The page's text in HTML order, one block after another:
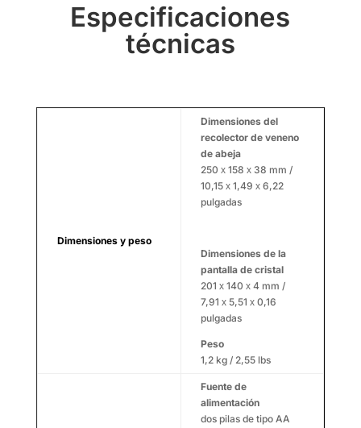
Especificaciones
técnicas
Dimensiones y peso
Dimensiones del
recolector de veneno
de abeja
250 х 158 х 38 mm /
10,15 х 1,49 х 6,22
pulgadas
Dimensiones de la
pantalla de cristal
201 х 140 х 4 mm /
7,91 х 5,51 х 0,16
pulgadas
Peso
1,2 kg / 2,55 lbs
Fuente de
alimentación
dos pilas de tipo AA